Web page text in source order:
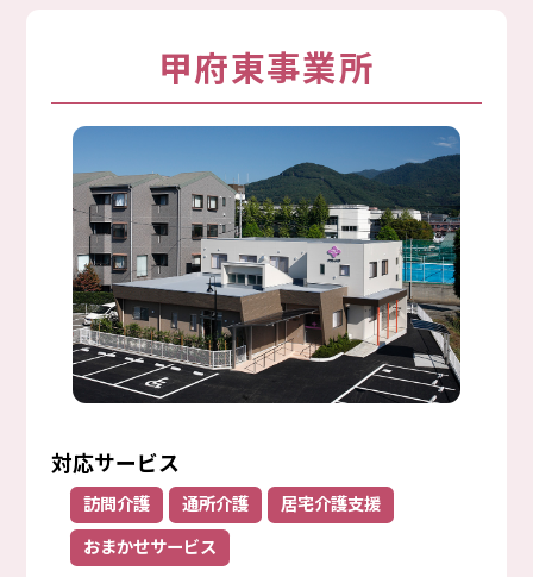
甲府東事業所
対応サービス
訪問介護 通所介護
居宅介護支援
おまかせサービス